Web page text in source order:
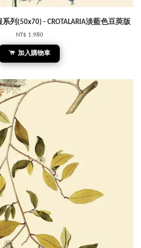
列(50x70) - CROTALARIA淡藍色豆莢版
NT$ 1,980
加入購物車